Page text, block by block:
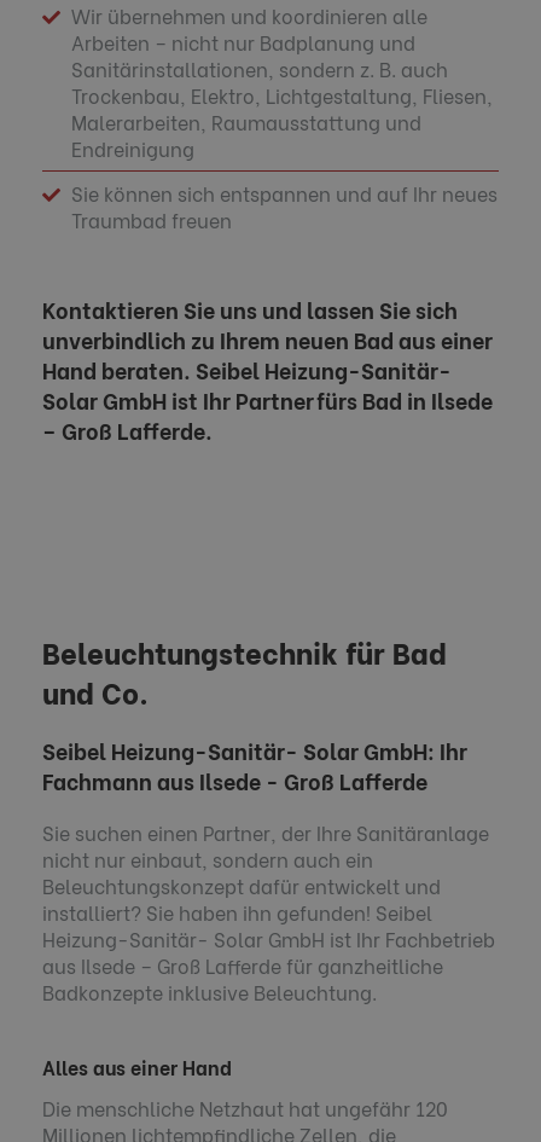
Wir übernehmen und koordinieren alle
Arbeiten – nicht nur Badplanung und
Sanitärinstallationen, sondern z. B. auch
Trockenbau, Elektro, Lichtgestaltung, Fliesen,
Malerarbeiten, Raumausstattung und
Endreinigung
Sie können sich entspannen und auf Ihr neues
Traumbad freuen
Kontaktieren Sie uns und lassen Sie sich
unverbindlich zu Ihrem neuen Bad aus einer
Hand beraten. Seibel Heizung-Sanitär-
Solar GmbH ist Ihr Partner fürs Bad in Ilsede
– Groß Lafferde.
Beleuchtungstechnik für Bad
und Co.
Seibel Heizung-Sanitär- Solar GmbH: Ihr
Fachmann aus Ilsede - Groß Lafferde
Sie suchen einen Partner, der Ihre Sanitäranlage
nicht nur einbaut, sondern auch ein
Beleuchtungskonzept dafür entwickelt und
installiert? Sie haben ihn gefunden! Seibel
Heizung-Sanitär- Solar GmbH ist Ihr Fachbetrieb
aus Ilsede – Groß Lafferde für ganzheitliche
Badkonzepte inklusive Beleuchtung.
Alles aus einer Hand
Die menschliche Netzhaut hat ungefähr 120
Millionen lichtempfindliche Zellen, die